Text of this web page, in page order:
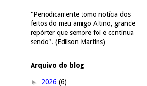
"Periodicamente tomo notícia dos
feitos do meu amigo Altino, grande
repórter que sempre foi e continua
sendo". (Edilson Martins)
Arquivo do blog
► 2026 (6)